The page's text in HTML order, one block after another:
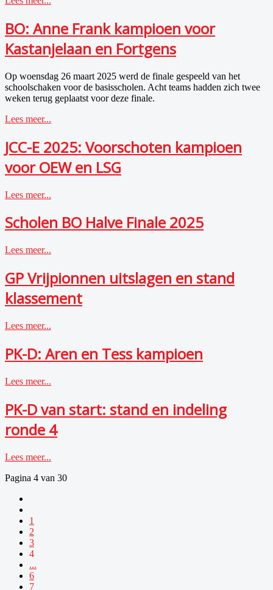
BO: Anne Frank kampioen voor
Kastanjelaan en Fortgens
Op woensdag 26 maart 2025 werd de finale gespeeld van het
schoolschaken voor de basisscholen. Acht teams hadden zich twee
weken terug geplaatst voor deze finale.
Lees meer...
JCC-E 2025: Voorschoten kampioen
voor OEW en LSG
Lees meer...
Scholen BO Halve Finale 2025
Lees meer...
GP Vrijpionnen uitslagen en stand
klassement
Lees meer...
PK-D: Aren en Tess kampioen
Lees meer...
PK-D van start: stand en indeling
ronde 4
Lees meer...
Pagina 4 van 30
1
2
3
4
...
6
7